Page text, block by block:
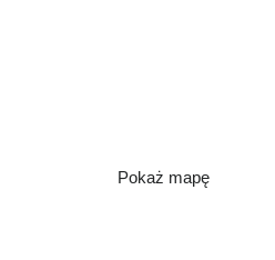
Pokaż mapę